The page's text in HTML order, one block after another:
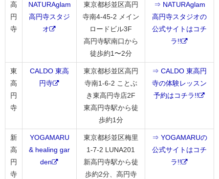
高
円
寺
NATURAglam
高円寺スタジ
オ
東京都杉並区高円
寺南4-45-2 メイン
ロードビル3F
高円寺駅南口から
徒歩約1〜2分
⇒ NATURAglam
高円寺スタジオの
公式サイトはコチ
ラ!!
東
高
円
寺
CALDO 東高
円寺
東京都杉並区高円
寺南1-6-2 ことぶ
き東高円寺店2F
東高円寺駅から徒
歩約1分
⇒ CALDO 東高円
寺の体験レッスン
予約はコチラ!!
新
高
円
寺
YOGAMARU
& healing gar
den
東京都杉並区梅里
1-7-2 LUNA201
新高円寺駅から徒
歩約2分、高円寺
⇒ YOGAMARUの
公式サイトはコチ
ラ!!